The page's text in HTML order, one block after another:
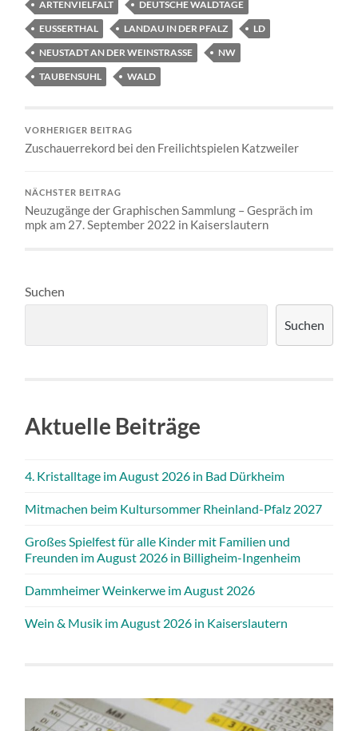
ARTENVIELFALT
DEUTSCHE WALDTAGE
EUSSERTHAL
LANDAU IN DER PFALZ
LD
NEUSTADT AN DER WEINSTRASSE
NW
TAUBENSUHL
WALD
VORHERIGER BEITRAG
Zuschauerrekord bei den Freilichtspielen Katzweiler
NÄCHSTER BEITRAG
Neuzugänge der Graphischen Sammlung – Gespräch im
mpk am 27. September 2022 in Kaiserslautern
Suchen
Suchen
Aktuelle Beiträge
4. Kristalltage im August 2026 in Bad Dürkheim
Mitmachen beim Kultursommer Rheinland-Pfalz 2027
Großes Spielfest für alle Kinder mit Familien und
Freunden im August 2026 in Billigheim-Ingenheim
Dammheimer Weinkerwe im August 2026
Wein & Musik im August 2026 in Kaiserslautern